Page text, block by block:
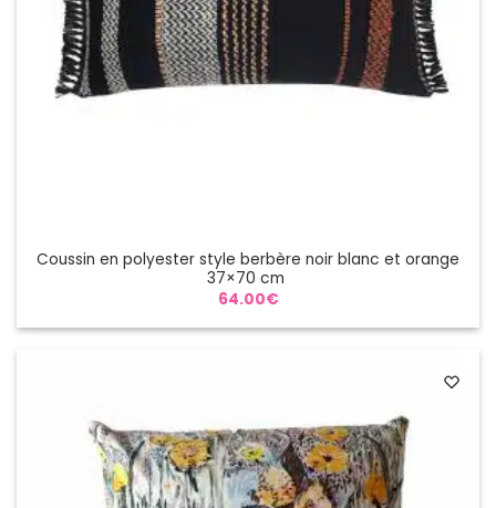
Coussin en polyester style berbère noir blanc et orange
37×70 cm
64.00€